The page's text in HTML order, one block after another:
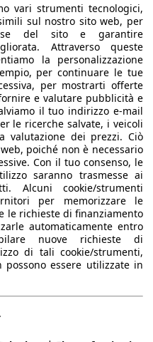
per la correttezza
Torna su
auto europeo.
vari strumenti tecnologici,
sul nostro sito web, per
del sito e garantire
Attraverso queste
la personalizzazione
per continuare le tue
per mostrarti offerte
e valutare pubblicità e
il tuo indirizzo e-mail
le ricerche salvate, i veicoli
valutazione dei prezzi. Ciò
poiché non è necessario
Con il tuo consenso, le
saranno trasmesse ai
Alcuni cookie/strumenti
per memorizzare le
le richieste di finanziamento
automaticamente entro
nuove richieste di
di tali cookie/strumenti,
essere utilizzate in